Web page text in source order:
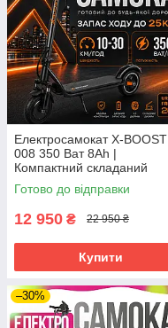
Електросамокат X-BOOST
008 350 Ват 8Ah |
Компактний складаний
дитячий самокат для міста
Готово до відправки
12 950 ₴ 22 950 ₴
Купити
–30%